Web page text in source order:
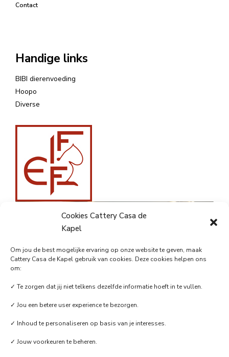
Cookies Cattery Casa de
Kapel
Om jou de best mogelijke ervaring op onze website te geven, maak
Cattery Casa de Kapel gebruik van cookies. Deze cookies helpen ons
om:
✓ Te zorgen dat jij niet telkens dezelfde informatie hoeft in te vullen.
✓ Jou een betere user experience te bezorgen.
✓ Inhoud te personaliseren op basis van je interesses.
✓ Jouw voorkeuren te beheren.
Contact
Handige links
BIBI dierenvoeding
Hoopo
Diverse